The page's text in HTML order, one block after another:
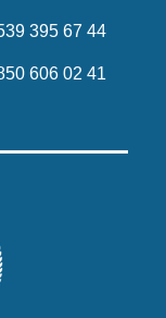
395 67 44
606 02 41